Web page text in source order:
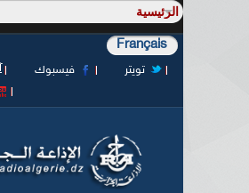
Français
فيسبوك
تويتر